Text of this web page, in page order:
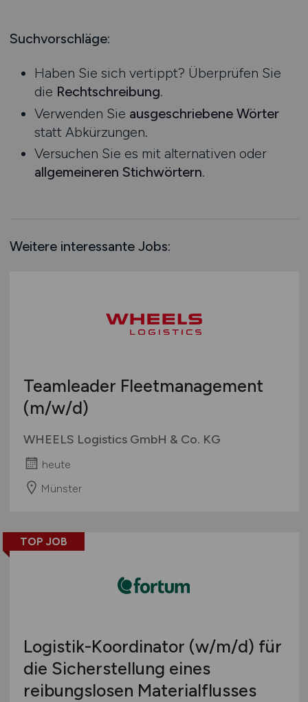
Schienen- / Straßen- / Luft- / Seefracht
Supply Chain Management
Vertrieb / Verkauf / Handel
Zoll / Behörden
Sonstige
Mecklenburg-Vorpommern
Nordrhein-Westfalen
Rheinland-Pfalz
Saarland
Sachsen
Sachsen-Anhalt
Schleswig-Holstein
Schweiz
Suchvorschläge:
Haben Sie sich vertippt? Überprüfen Sie
die Rechtschreibung.
Verwenden Sie ausgeschriebene Wörter
statt Abkürzungen.
Versuchen Sie es mit alternativen oder
allgemeineren Stichwörtern.
Weitere interessante Jobs:
Teamleader Fleetmanagement
(m/w/d)
WHEELS Logistics GmbH & Co. KG
heute
Münster
TOP JOB
Logistik-Koordinator (w/m/d) für
die Sicherstellung eines
reibungslosen Materialflusses